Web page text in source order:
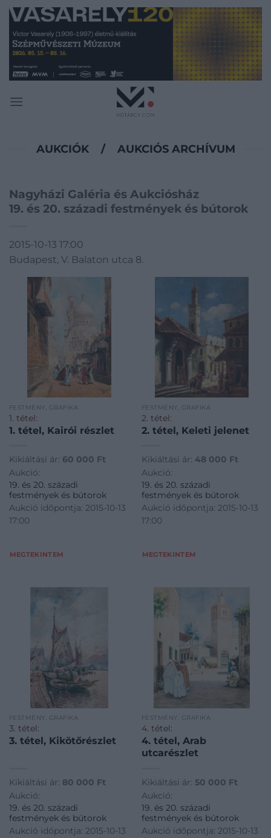
Skip
content
AUKCIÓK / AUKCIÓS ARCHÍVUM
Nagyházi Galéria és Aukciósház
19. és 20. századi festmények és bútorok
2015-10-13 17:00
Budapest, V. Balaton utca 8.
FESTMÉNY, GRAFIKA
1. tétel:
1. tétel, Kairói részlet
Kikiáltási ár: 60 000 Ft
Aukció:
19. és 20. századi
festmények és bútorok
Aukció időpontja: 2015-10-13
17:00
MEGTEKINTEM
FESTMÉNY, GRAFIKA
2. tétel:
2. tétel, Keleti jelenet
Kikiáltási ár: 48 000 Ft
Aukció:
19. és 20. századi
festmények és bútorok
Aukció időpontja: 2015-10-13
17:00
MEGTEKINTEM
FESTMÉNY, GRAFIKA
3. tétel:
3. tétel, Kikötőrészlet
Kikiáltási ár: 80 000 Ft
Aukció:
19. és 20. századi
festmények és bútorok
Aukció időpontja: 2015-10-13
FESTMÉNY, GRAFIKA
4. tétel:
4. tétel, Arab
utcarészlet
Kikiáltási ár: 50 000 Ft
Aukció:
19. és 20. századi
festmények és bútorok
Aukció időpontja: 2015-10-13